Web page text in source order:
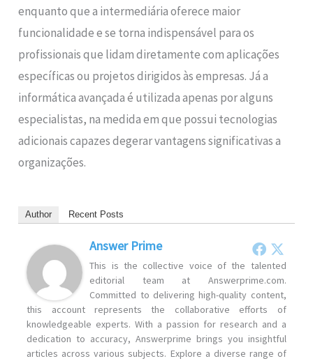
enquanto que a intermediária oferece maior
funcionalidade e se torna indispensável para os
profissionais que lidam diretamente com aplicações
específicas ou projetos dirigidos às empresas. Já a
informática avançada é utilizada apenas por alguns
especialistas, na medida em que possui tecnologias
adicionais capazes degerar vantagens significativas a
organizações.
Author Recent Posts
Answer Prime
This is the collective voice of the talented
editorial team at Answerprime.com.
Committed to delivering high-quality content,
this account represents the collaborative efforts of
knowledgeable experts. With a passion for research and a
dedication to accuracy, Answerprime brings you insightful
articles across various subjects. Explore a diverse range of